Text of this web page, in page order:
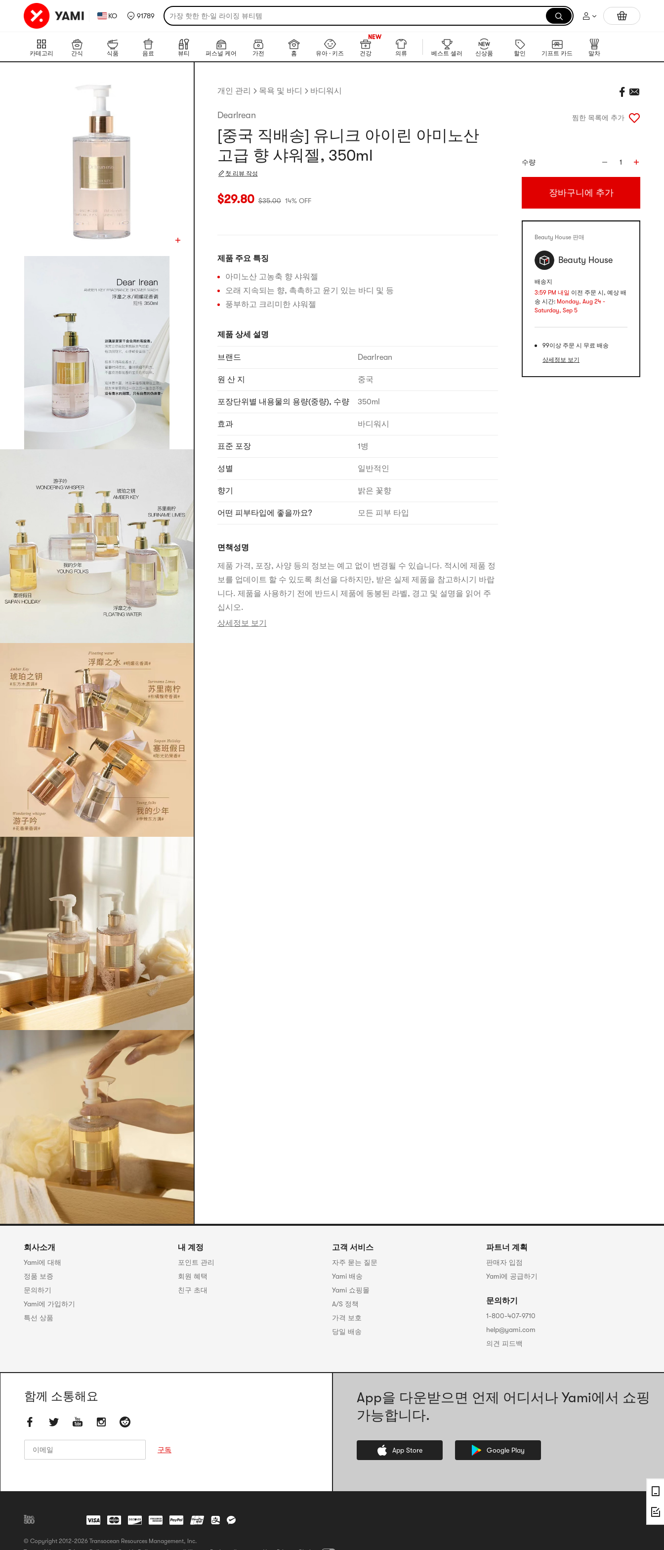
KO 91789 가장 핫한 한·일 라이징 뷰티템 먼저 만나는 K-뷰티 신작 라인업
카테고리 간식 식품 음료 뷰티 퍼스널 케어 가전 홈 유아 · 키즈 건강
999+
NEW
999+
의류 베스트 셀러 신상품 할인 기프트 카드 말차
개인 관리 목욕 및 바디 바디워시
Dearlrean
[중국 직배송] 유니크 아이린 아미노산
고급 향 샤워젤, 350ml
첫 리뷰 작성
현재 가격: $29.8
$29.80 $35.00 14% OFF
제품 주요 특징
아미노산 고농축 향 샤워젤
오래 지속되는 향, 촉촉하고 윤기 있는 바디 및 등
풍부하고 크리미한 샤워젤
제품 상세 설명
브랜드 Dearlrean
원 산 지 중국
포장단위별 내용물의 용량(중량), 수량 350ml
효과 바디워시
표준 포장 1병
성별 일반적인
향기 밝은 꽃향
어떤 피부타입에 좋을까요? 모든 피부 타입
면책성명
제품 가격, 포장, 사양 등의 정보는 예고 없이 변경될 수 있습니다. 적시에 제품 정
보를 업데이트 할 수 있도록 최선을 다하지만, 받은 실제 제품을 참고하시기 바랍
니다. 제품을 사용하기 전에 반드시 제품에 동봉된 라벨, 경고 및 설명을 읽어 주
십시오.
상세정보 보기
찜한 목록에 추가
수량 1
장바구니에 추가
Beauty House 판매
Beauty House
배송지
3:59 PM 내일 이전 주문 시, 예상 배
송 시간: Monday, Aug 24 -
Saturday, Sep 5
99이상 주문 시 무료 배송
상세정보 보기
회사소개
Yami에 대해
정품 보증
문의하기
Yami에 가입하기
특선 상품
내 계정
포인트 관리
회원 혜택
친구 초대
고객 서비스
자주 묻는 질문
Yami 배송
Yami 쇼핑몰
A/S 정책
가격 보호
당일 배송
파트너 계획
판매자 입점
Yami에 공급하기
문의하기
1-800-407-9710
help@yami.com
의견 피드백
함께 소통해요
구독
App을 다운받으면 언제 어디서나 Yami에서 쇼핑
가능합니다.
App Store Google Play
© Copyright 2012-2026 Transocean Resources Management, Inc.